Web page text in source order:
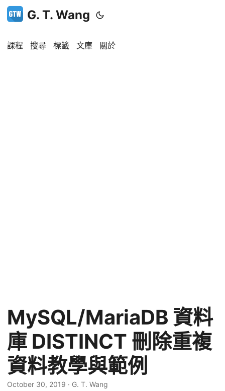
G. T. Wang
課程 搜尋 標籤 文庫 關於
MySQL/MariaDB 資料
庫 DISTINCT 刪除重複
資料教學與範例
October 30, 2019 · G. T. Wang